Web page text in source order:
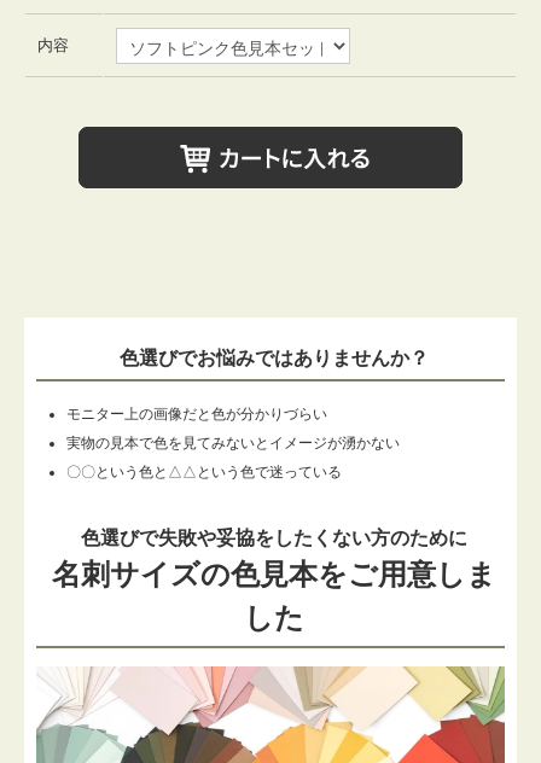
内容
色選びでお悩みではありませんか？
モニター上の画像だと色が分かりづらい
実物の見本で色を見てみないとイメージが湧かない
〇〇という色と△△という色で迷っている
色選びで失敗や妥協をしたくない方のために
名刺サイズの色見本をご用意しま
した